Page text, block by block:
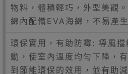
物料，體積輕巧，外型美觀
綿內配備EVA海綿，不易產
環保實用，有助防霉: 導風
動，使室內溫度均勻下降，
到節能環保的效用，並有助